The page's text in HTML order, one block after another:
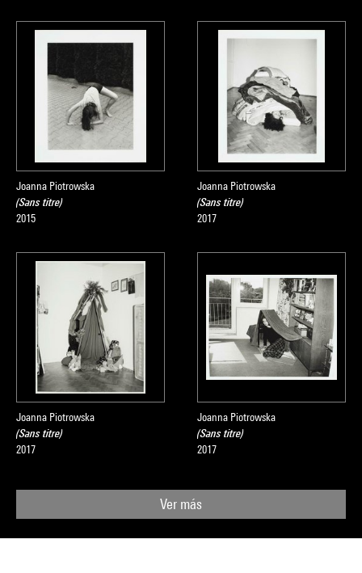
Joanna Piotrowska
(Sans titre)
2015
Joanna Piotrowska
(Sans titre)
2017
Joanna Piotrowska
(Sans titre)
2017
Joanna Piotrowska
(Sans titre)
2017
Ver más